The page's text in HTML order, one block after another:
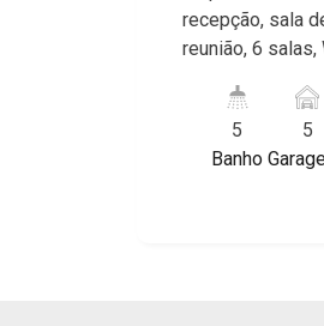
Ribeirão, Jardim
do Sul, Jardim
Higienópolis,
Alto do Ipê,
Jardim
Bonfim
recepção, sala
reunião, 6
cozinha, pé
recuadas,
próximo a Av.
5
Banho
5